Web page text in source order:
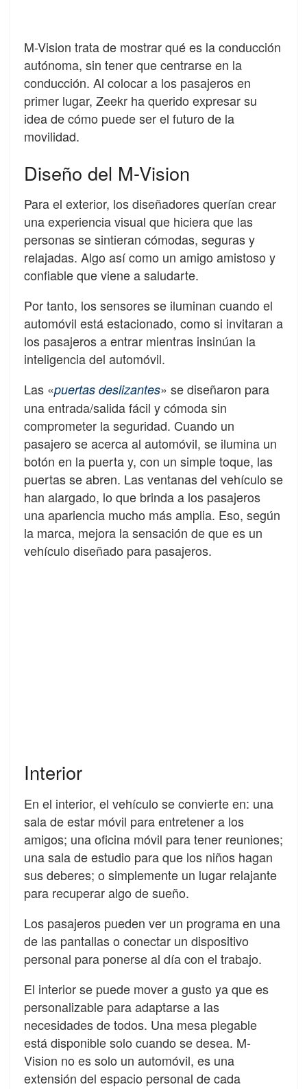
M-Vision trata de mostrar qué es la conducción
autónoma, sin tener que centrarse en la
conducción. Al colocar a los pasajeros en
primer lugar, Zeekr ha querido expresar su
idea de cómo puede ser el futuro de la
movilidad.
Diseño del M-Vision
Para el exterior, los diseñadores querían crear
una experiencia visual que hiciera que las
personas se sintieran cómodas, seguras y
relajadas. Algo así como un amigo amistoso y
confiable que viene a saludarte.
Por tanto, los sensores se iluminan cuando el
automóvil está estacionado, como si invitaran a
los pasajeros a entrar mientras insinúan la
inteligencia del automóvil.
Las «puertas deslizantes» se diseñaron para
una entrada/salida fácil y cómoda sin
comprometer la seguridad. Cuando un
pasajero se acerca al automóvil, se ilumina un
botón en la puerta y, con un simple toque, las
puertas se abren. Las ventanas del vehículo se
han alargado, lo que brinda a los pasajeros
una apariencia mucho más amplia. Eso, según
la marca, mejora la sensación de que es un
vehículo diseñado para pasajeros.
Interior
En el interior, el vehículo se convierte en: una
sala de estar móvil para entretener a los
amigos; una oficina móvil para tener reuniones;
una sala de estudio para que los niños hagan
sus deberes; o simplemente un lugar relajante
para recuperar algo de sueño.
Los pasajeros pueden ver un programa en una
de las pantallas o conectar un dispositivo
personal para ponerse al día con el trabajo.
El interior se puede mover a gusto ya que es
personalizable para adaptarse a las
necesidades de todos. Una mesa plegable
está disponible solo cuando se desea. M-
Vision no es solo un automóvil, es una
extensión del espacio personal de cada